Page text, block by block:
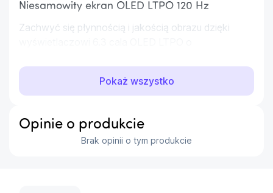
Niesamowity ekran OLED LTPO 120 Hz
Zachwyć się płynnością i jakością obrazu dzięki
Hz zapewnia wyjątkową responsywność i komfort
podczas przeglądania treści czy grania.
Potężna wydajność i pamięć
Korzystaj bez przeszkód z wielu aplikacji i
Pokaż wszystko
Opinie o produkcie
Brak opinii o tym produkcie